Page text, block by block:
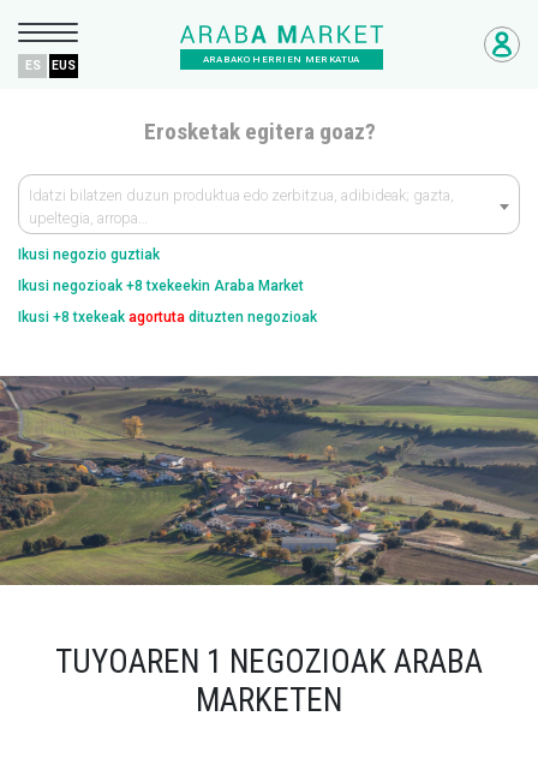
ARABAKO HERRIEN MERKATUA
ES EUS
Erosketak egitera goaz?
Idatzi bilatzen duzun produktua edo zerbitzua, adibideak; gazta,
upeltegia, arropa…
Ikusi negozio guztiak
Ikusi negozioak +8 txekeekin Araba Market
Ikusi +8 txekeak agortuta dituzten negozioak
TUYOAREN 1 NEGOZIOAK ARABA
MARKETEN